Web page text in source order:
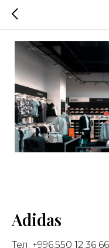
Adidas
Тел: +996.550 12 36 66